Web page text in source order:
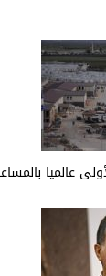
عالميا